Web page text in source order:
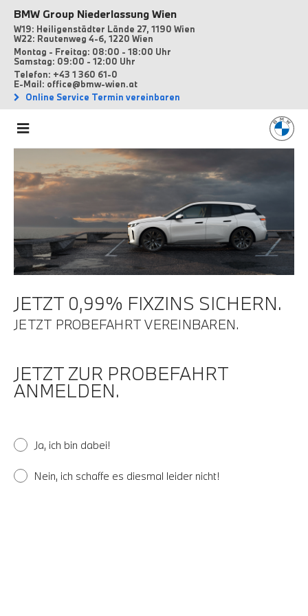
BMW Group Niederlassung Wien
W19: Heiligenstädter Lände 27, 1190 Wien
W22: Rautenweg 4-6, 1220 Wien
Montag - Freitag: 08:00 - 18:00 Uhr
Samstag: 09:00 - 12:00 Uhr
Telefon: +43 1 360 61-0
E-Mail: office@bmw-wien.at
Online Service Termin vereinbaren
JETZT 0,99% FIXZINS SICHERN.
JETZT PROBEFAHRT VEREINBAREN.
JETZT ZUR PROBEFAHRT
ANMELDEN.
Ja, ich bin dabei!
Nein, ich schaffe es diesmal leider nicht!